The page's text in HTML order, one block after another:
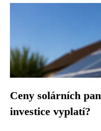
Ceny solárních
investice vyplatí?